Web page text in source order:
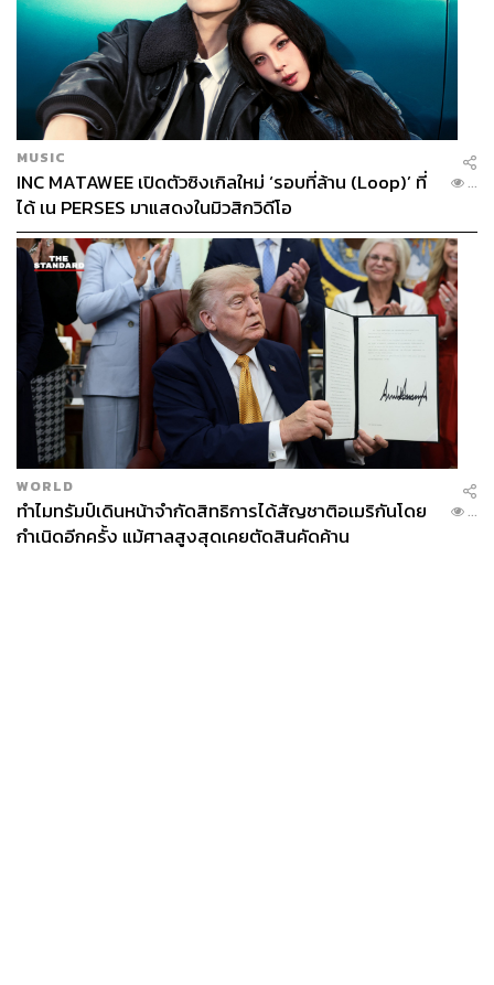
MUSIC
INC MATAWEE เปิดตัวซิงเกิลใหม่ ‘รอบที่ล้าน (Loop)’ ที่
ได้ เน PERSES มาแสดงในมิวสิกวิดีโอ
...
WORLD
ทำไมทรัมป์เดินหน้าจำกัดสิทธิการได้สัญชาติอเมริกันโดย
กำเนิดอีกครั้ง แม้ศาลสูงสุดเคยตัดสินคัดค้าน
...